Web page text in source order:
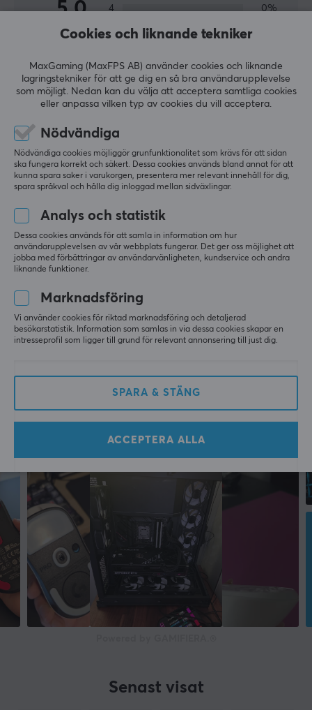
5.0
4
0%
2
LÄMNA RECENSION
Relevans
Alla recensioner
Veli-Matti K
PC
Corepad Skatez till Microsoft Habu
för 2 mån. sen
Mer från vårt Community
Senast visat
Cookies och liknande tekniker
MaxGaming (MaxFPS AB) använder cookies och liknande
lagringstekniker för att ge dig en så bra användarupplevelse
som möjligt. Nedan kan du välja att acceptera samtliga cookies
eller anpassa vilken typ av cookies du vill acceptera.
Nödvändiga
Nödvändiga cookies möjliggör grunfunktionalitet som krävs för att sidan
ska fungera korrekt och säkert. Dessa cookies används bland annat för att
kunna spara saker i varukorgen, presentera mer relevant innehåll för dig,
spara språkval och hålla dig inloggad mellan sidväxlingar.
Analys och statistik
Dessa cookies används för att samla in information om hur
användarupplevelsen av vår webbplats fungerar. Det ger oss möjlighet att
jobba med förbättringar av användarvänligheten, kundservice och andra
liknande funktioner.
Marknadsföring
Vi använder cookies för riktad marknadsföring och detaljerad
besökarstatistik. Information som samlas in via dessa cookies skapar en
intresseprofil som ligger till grund för relevant annonsering till just dig.
SPARA & STÄNG
ACCEPTERA ALLA